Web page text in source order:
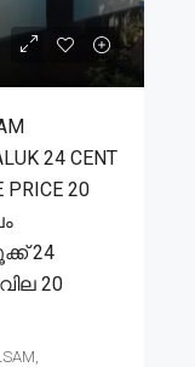
24 CENT
PRICE 20
24
20